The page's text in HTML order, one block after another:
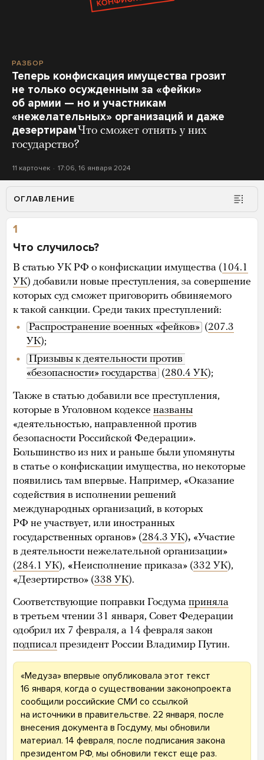
РАЗБОР
Теперь конфискация имущества грозит
не только осужденным за «фейки»
об армии — но и участникам
«нежелательных» организаций и даже
дезертирам Что сможет отнять у них
государство?
11 карточек 17:06, 16 января 2024
ОГЛАВЛЕНИЕ
1
Что случилось?
В статью УК РФ о конфискации имущества (104.1
УК) добавили новые преступления, за совершение
которых суд сможет приговорить обвиняемого
к такой санкции. Среди таких преступлений:
Распространение военных «фейков» (207.3
УК);
Призывы к деятельности против
«безопасности» государства (280.4 УК);
Также в статью добавили все преступления,
которые в Уголовном кодексе названы
«деятельностью, направленной против
безопасности Российской Федерации».
Большинство из них и раньше были упомянуты
в статье о конфискации имущества, но некоторые
появились там впервые. Например, «Оказание
содействия в исполнении решений
международных организаций, в которых
РФ не участвует, или иностранных
государственных органов» (284.3 УК), «Участие
в деятельности нежелательной организации»
(284.1 УК), «Неисполнение приказа» (332 УК),
«Дезертирство» (338 УК).
Соответствующие поправки Госдума приняла
в третьем чтении 31 января, Совет Федерации
одобрил их 7 февраля, а 14 февраля закон
подписал президент России Владимир Путин.
«Медуза» впервые опубликовала этот текст
16 января, когда о существовании законопроекта
сообщили российские СМИ со ссылкой
на источники в правительстве. 22 января, после
внесения документа в Госдуму, мы обновили
материал. 14 февраля, после подписания закона
президентом РФ, мы обновили текст еще раз.